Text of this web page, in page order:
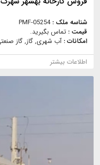
شناسه ملک :PMF-05254
قیمت : تماس بگیرید.
امکانات :آب شهری, گاز, گاز
اطلاعات بیشتر